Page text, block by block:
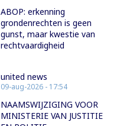
ABOP: erkenning
grondenrechten is geen
gunst, maar kwestie van
rechtvaardigheid
united news
09-aug-2026 - 17:54
NAAMSWIJZIGING VOOR
MINISTERIE VAN JUSTITIE